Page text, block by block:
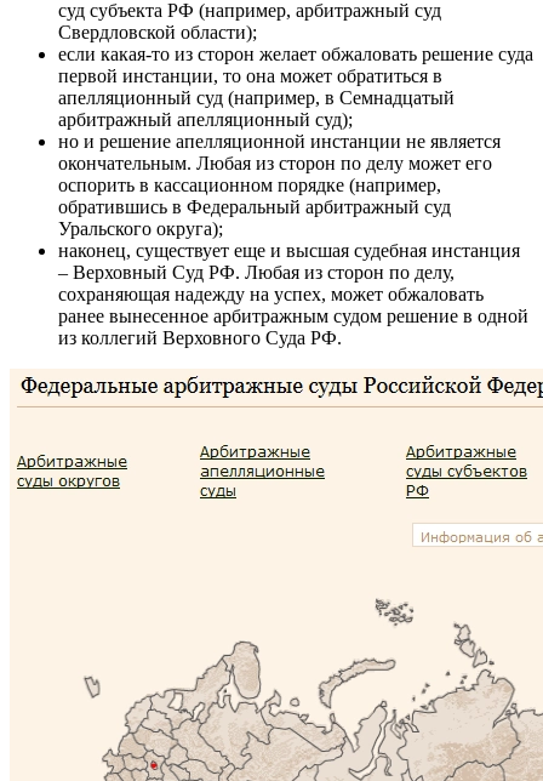
суд субъекта РФ (например, арбитражный суд
Свердловской области);
если какая-то из сторон желает обжаловать решение суда
первой инстанции, то она может обратиться в
апелляционный суд (например, в Семнадцатый
арбитражный апелляционный суд);
но и решение апелляционной инстанции не является
окончательным. Любая из сторон по делу может его
оспорить в кассационном порядке (например,
обратившись в Федеральный арбитражный суд
Уральского округа);
наконец, существует еще и высшая судебная инстанция
– Верховный Суд РФ. Любая из сторон по делу,
сохраняющая надежду на успех, может обжаловать
ранее вынесенное арбитражным судом решение в одной
из коллегий Верховного Суда РФ.